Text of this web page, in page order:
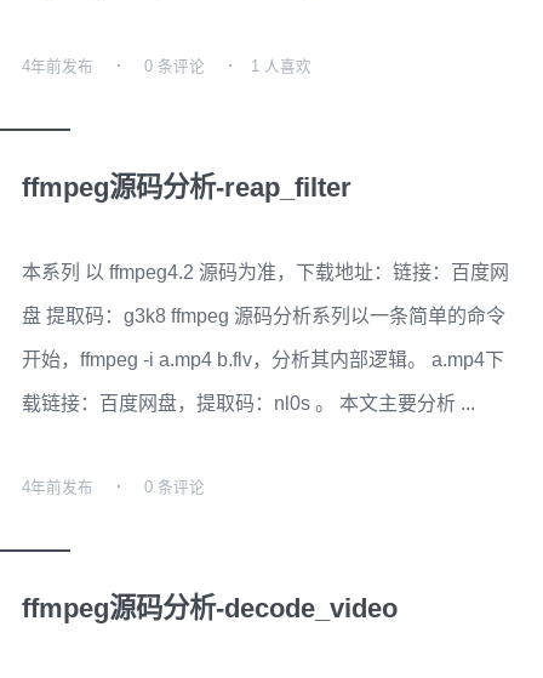
4年前发布 0 条评论 1 人喜欢
ffmpeg源码分析-reap_filter
本系列 以 ffmpeg4.2 源码为准，下载地址：链接：百度网
盘 提取码：g3k8 ffmpeg 源码分析系列以一条简单的命令
开始，ffmpeg -i a.mp4 b.flv，分析其内部逻辑。 a.mp4下
载链接：百度网盘，提取码：nl0s 。 本文主要分析 ...
4年前发布 0 条评论
ffmpeg源码分析-decode_video